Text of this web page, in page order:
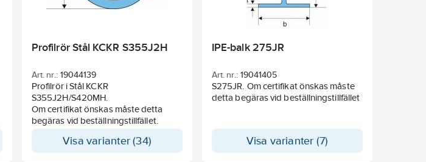
Profilrör Stål KCKR S355J2H
Art. nr.: 19044139
Profilrör i Stål KCKR
S355J2H/S420MH.
Om certifikat önskas måste detta
begäras vid beställningstillfället.
Visa varianter (34)
IPE-balk 275JR
Art. nr.: 19041405
S275JR. Om certifikat önskas måste
detta begäras vid beställningstillfället
Visa varianter (7)